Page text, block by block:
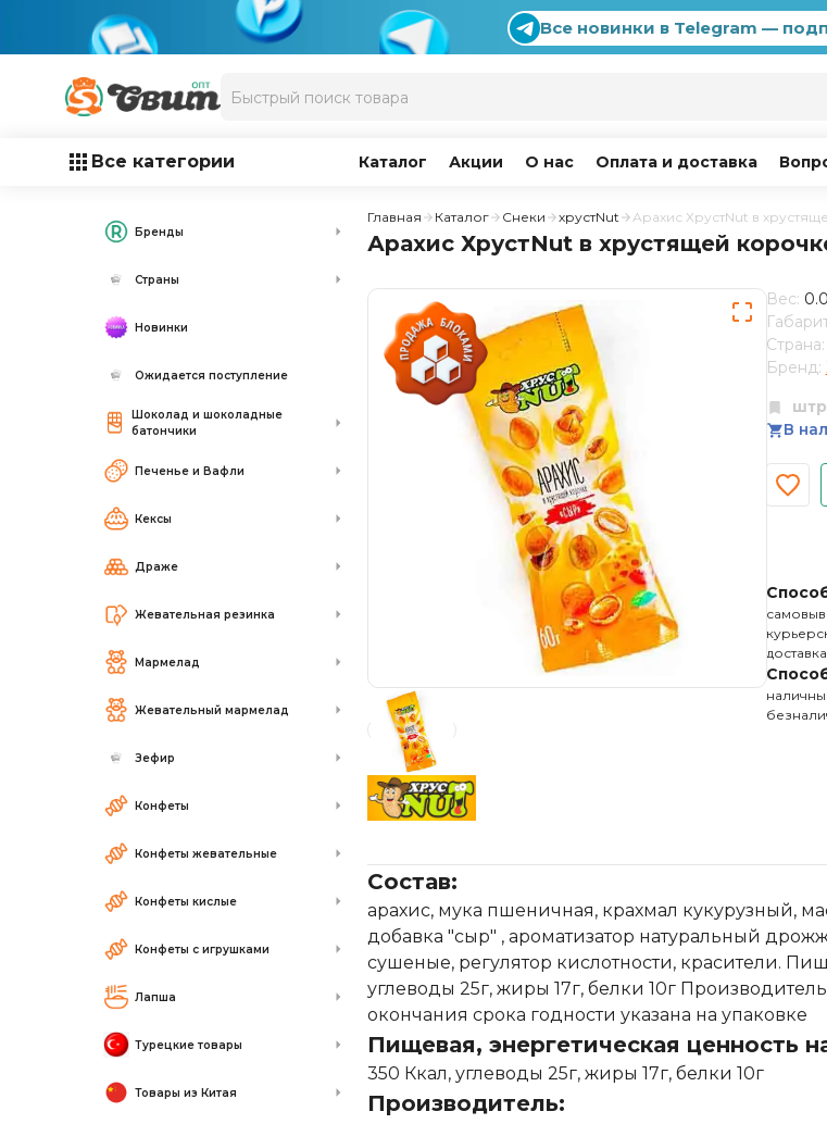
Все новинки в Telegram —
Все категории Каталог Акции О нас Оплата и доставка
Бренды
Страны
Новинки
Ожидается поступление
Шоколад и шоколадные
батончики
Печенье и Вафли
Кексы
Драже
Жевательная резинка
Мармелад
Жевательный мармелад
Зефир
Конфеты
Конфеты жевательные
Конфеты кислые
Конфеты с игрушками
Лапша
Турецкие товары
Товары из Китая
Главная Каталог Снеки хрустNut Арахис ХрустNut в
Арахис ХрустNut в хрустящей
Вес:
Страна:
Бренд:
В
Состав:
арахис, мука пшеничная, крахмал кукурузный,
добавка "сыр" , ароматизатор натуральный
сушеные, регулятор кислотности, красители.
углеводы 25г, жиры 17г, белки 10г
окончания срока годности указана на упаковке
Пищевая, энергетическая ценность
350 Ккал, углеводы 25г, жиры 17г, белки 10г
Производитель: